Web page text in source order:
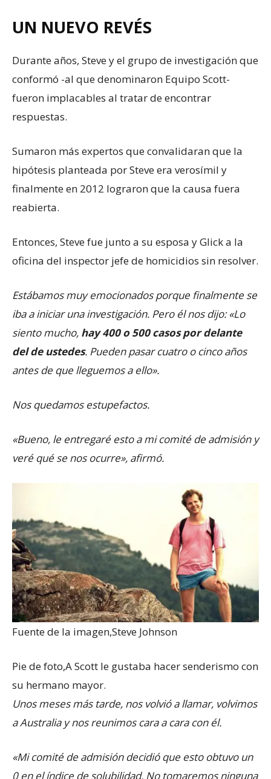
UN NUEVO REVÉS
Durante años, Steve y el grupo de investigación que
conformó -al que denominaron Equipo Scott-
fueron implacables al tratar de encontrar
respuestas.
Sumaron más expertos que convalidaran que la
hipótesis planteada por Steve era verosímil y
finalmente en 2012 lograron que la causa fuera
reabierta.
Entonces, Steve fue junto a su esposa y Glick a la
oficina del inspector jefe de homicidios sin resolver.
Estábamos muy emocionados porque finalmente se
iba a iniciar una investigación. Pero él nos dijo: «Lo
siento mucho, hay 400 o 500 casos por delante
del de ustedes. Pueden pasar cuatro o cinco años
antes de que lleguemos a ello».
Nos quedamos estupefactos.
«Bueno, le entregaré esto a mi comité de admisión y
veré qué se nos ocurre», afirmó.
Fuente de la imagen,Steve Johnson
Pie de foto,A Scott le gustaba hacer senderismo con
su hermano mayor.
Unos meses más tarde, nos volvió a llamar, volvimos
a Australia y nos reunimos cara a cara con él.
«Mi comité de admisión decidió que esto obtuvo un
0 en el índice de solubilidad. No tomaremos ninguna